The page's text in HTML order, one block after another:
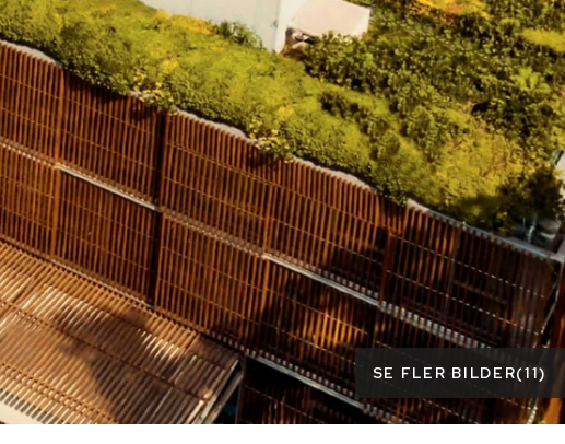
SE FLER BILDER(11)